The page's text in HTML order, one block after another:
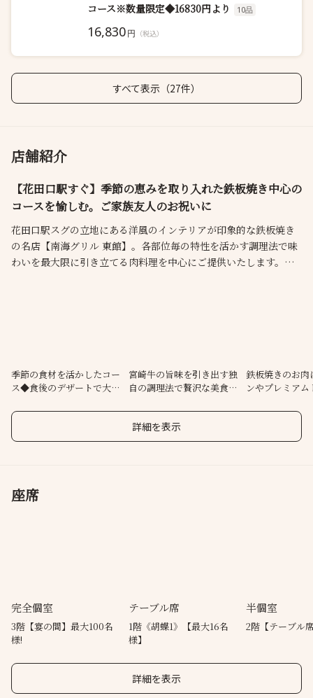
コース※数量限定◆16830円より
10品
16,830円 （税込）
すべて表示（27件）
店舗紹介
【花田口駅すぐ】季節の恵みを取り入れた鉄板焼き中心の
コースを愉しむ。ご家族友人のお祝いに
花田口駅スグの立地にある洋風のインテリアが印象的な鉄板焼き
の名店【南海グリル 東館】。各部位毎の特性を活かす調理法で味
わいを最大限に引き立てる肉料理を中心にご提供いたします。旬
季節の食材を活かしたコー
ス◆食後のデザートで大人
宮崎牛の旨味を引き出す独
自の調理法で贅沢な美食体
鉄板焼きのお肉
ンやプレミア
詳細を表示
座席
完全個室
3階【宴の間】最大100名
様!
テーブル席
1階《胡蝶1》【最大16名
様】
半個室
2階【テーブル
詳細を表示